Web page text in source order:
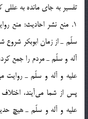
تفسير به جاي مانده به
1. منع نشر احاديث: منع
سلّم ـ از زمان ابوبكر شروع
آله و سلّم ـ مردم را جمع
عليه و آله و سلّم ـ روايت
پس از شما مي‌آيند،
عليه و آله و سلّم ـ هيچ